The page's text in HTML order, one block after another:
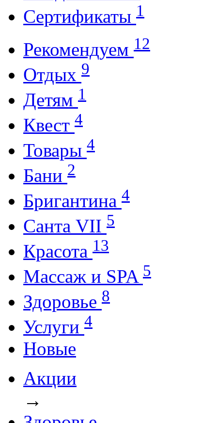
Cертификаты 1
Рекомендуем 12
Отдых 9
Детям 1
Квест 4
Товары 4
Бани 2
Бригантина 4
Санта VII 5
Красота 13
Массаж и SPA 5
Здоровье 8
Услуги 4
Новые
Акции
→